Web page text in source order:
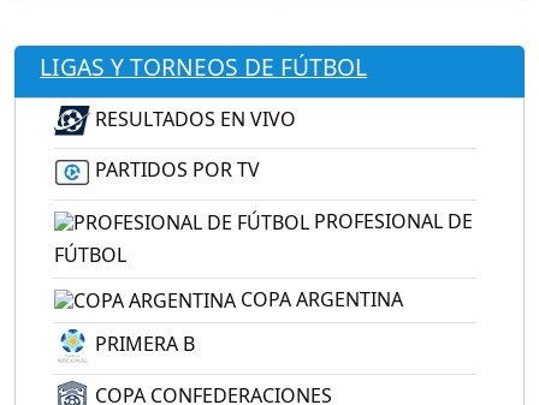
LIGAS Y TORNEOS DE FÚTBOL
RESULTADOS EN VIVO
PARTIDOS POR TV
PROFESIONAL DE
FÚTBOL
COPA ARGENTINA
PRIMERA B
COPA CONFEDERACIONES